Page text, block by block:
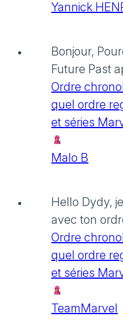
Yannick
Bonjour,
Future Past
Ordre
quel ordre
et séries
Malo B
Hello Dydy,
avec ton
Ordre
quel ordre
et séries
TeamMarvel